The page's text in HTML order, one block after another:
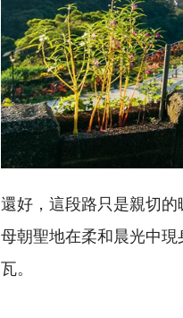
還好，這段路只是親切
母朝聖地在柔和晨光中
瓦。